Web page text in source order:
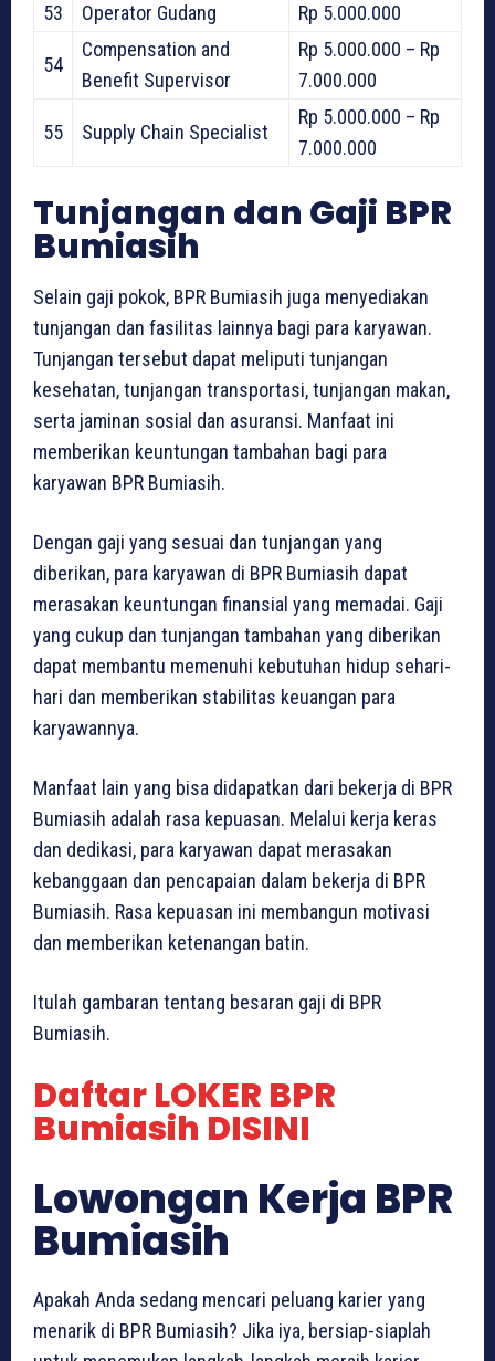
53
Operator Gudang Rp 5.000.000
54
Compensation and
Benefit Supervisor
Rp 5.000.000 – Rp
7.000.000
55 Supply Chain Specialist
Rp 5.000.000 – Rp
7.000.000
Tunjangan dan Gaji BPR
Bumiasih
Selain gaji pokok, BPR Bumiasih juga menyediakan
tunjangan dan fasilitas lainnya bagi para karyawan.
Tunjangan tersebut dapat meliputi tunjangan
kesehatan, tunjangan transportasi, tunjangan makan,
serta jaminan sosial dan asuransi. Manfaat ini
memberikan keuntungan tambahan bagi para
karyawan BPR Bumiasih.
Dengan gaji yang sesuai dan tunjangan yang
diberikan, para karyawan di BPR Bumiasih dapat
merasakan keuntungan finansial yang memadai. Gaji
yang cukup dan tunjangan tambahan yang diberikan
dapat membantu memenuhi kebutuhan hidup sehari-
hari dan memberikan stabilitas keuangan para
karyawannya.
Manfaat lain yang bisa didapatkan dari bekerja di BPR
Bumiasih adalah rasa kepuasan. Melalui kerja keras
dan dedikasi, para karyawan dapat merasakan
kebanggaan dan pencapaian dalam bekerja di BPR
Bumiasih. Rasa kepuasan ini membangun motivasi
dan memberikan ketenangan batin.
Itulah gambaran tentang besaran gaji di BPR
Bumiasih.
Daftar LOKER BPR
Bumiasih DISINI
Lowongan Kerja BPR
Bumiasih
Apakah Anda sedang mencari peluang karier yang
menarik di BPR Bumiasih? Jika iya, bersiap-siaplah